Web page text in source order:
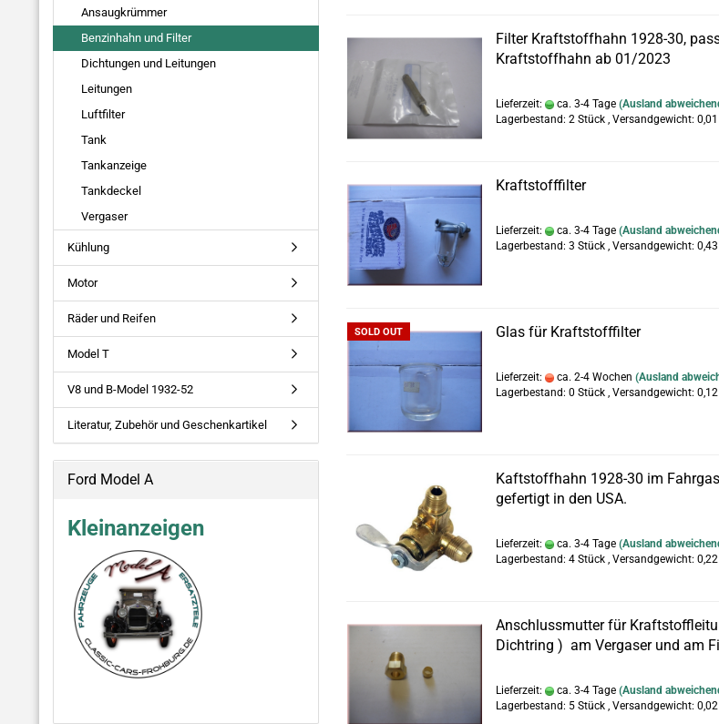
Filter Kraftstoffhahn 1928-30,
Kraftstoffhahn ab 01/2023
Lieferzeit: ca. 3-4 Tage (Ausland
Lagerbestand: 2 Stück , Versandgewicht: 0,01
Kraftstofffilter
Lieferzeit: ca. 3-4 Tage (Ausland
Lagerbestand: 3 Stück , Versandgewicht: 0,43
SOLD OUT Glas für Kraftstofffilter
Lieferzeit: ca. 2-4 Wochen (Ausland
Lagerbestand: 0 Stück , Versandgewicht: 0,12
Kaftstoffhahn 1928-30 im
gefertigt in den USA.
Lieferzeit: ca. 3-4 Tage (Ausland
Lagerbestand: 4 Stück , Versandgewicht: 0,22
Anschlussmutter für
Dichtring ) am Vergaser und am
Lieferzeit: ca. 3-4 Tage (Ausland
Lagerbestand: 5 Stück , Versandgewicht: 0,02
Ansaugkrümmer
Benzinhahn und Filter
Dichtungen und Leitungen
Leitungen
Luftfilter
Tank
Tankanzeige
Tankdeckel
Vergaser
Kühlung
Motor
Räder und Reifen
Model T
V8 und B-Model 1932-52
Literatur, Zubehör und Geschenkartikel
Ford Model A
Kleinanzeigen